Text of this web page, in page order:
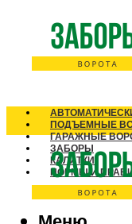
ПОДЪЕМНЫЕ
ГАРАЖНЫЕ
ЗАБОРЫ
КАЛИТКИ
НОРМЫ И